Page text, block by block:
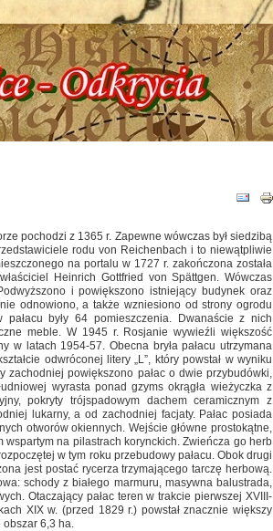
481-116 !!! Historia - Tajemnice - Odkrycia !!!
pochodzi z 1365 r. Zapewne wówczas był siedzibą
rodu von Reichenbach i to niewątpliwie
na portalu w 1727 r. zakończona została
Heinrich Gottfried von Spättgen. Wówczas
i powiększono istniejący budynek oraz
odnowiono, a także wzniesiono od strony ogrodu
były 64 pomieszczenia. Dwanaście z nich
meble. W 1945 r. Rosjanie wywieźli większość
w latach 1954-57. Obecna bryła pałacu utrzymana
odwróconej litery „L”, który powstał w wyniku
zachodniej powiększono pałac o dwie przybudówki,
wyrasta ponad gzyms okrągła wieżyczka z
pokryty trójspadowym dachem ceramicznym z
lukarny, a od zachodniej facjaty. Pałac posiada
otworów okiennych. Wejście główne prostokątne,
wspartym na pilastrach korynckich. Zwieńcza go herb
w tym roku przebudowy pałacu. Obok drugi
jest postać rycerza trzymającego tarczę herbową.
schody z białego marmuru, masywna balustrada,
Otaczający pałac teren w trakcie pierwszej XVIII-
XIX w. (przed 1829 r.) powstał znacznie większy
obszar 6,3 ha.